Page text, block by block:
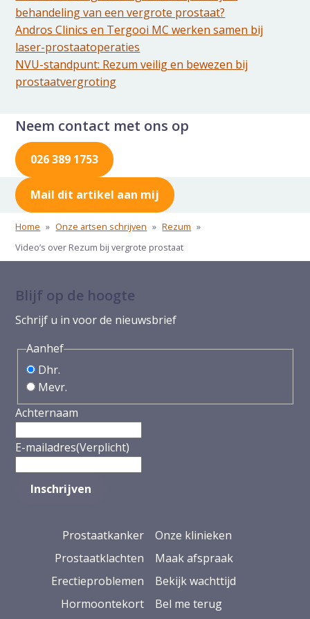
behandeling van een vergrote prostaat?
Andros Clinics en Tergooi MC werken samen bij
laser-prostaatoperaties
NVU-standpunt: Rezum veilig en bewezen bij
prostaatvergroting
Neem contact met ons op
026 389 1753
Mail dit artikel aan mij
Home » Onze artsen schrijven » Rezum »
Video’s over Rezum bij vergrote prostaat
Blijf op de hoogte
Schrijf u in voor de nieuwsbrief
Aanhef
Dhr.
Mevr.
Achternaam
E-mailadres(Verplicht)
Prostaatkanker
Prostaatklachten
Erectieproblemen
Hormoontekort
Onze klinieken
Maak afspraak
Bekijk wachttijd
Bel me terug